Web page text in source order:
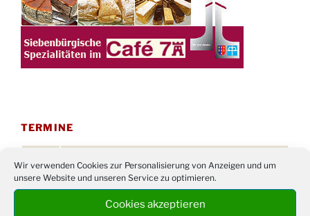
Wir verwenden Cookies zur Personalisierung von Anzeigen und um
unsere Website und unseren Service zu optimieren.
Cookies akzeptieren
TERMINE
28.8.
Kinder ab 13 Jahren
Damen Doppel - Turnier des TC77 am
Tennisplatz